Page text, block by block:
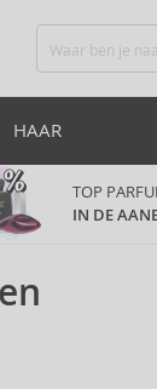
HAAR
TOP
IN DE